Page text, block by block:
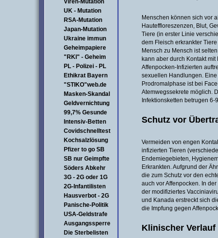
Viren-Mutation
UK - Mutation
RSA-Mutation
Japan-Mutation
Ukraine immun
Geheimpapiere
"RKI" - Geheim
PL - Polizei - PL
Ethikrat Bayern
"STIKO"web.de
Masken-Skandal
Geldvernichtung
99,7% Gesunde
Intensiv-Betten
Covidschnelltest
Kochsalzlösung
Pfizer to go SB
SB nur Geimpfte
Söders Abkehr
3G - 2G oder 1G
2G-Infantilisten
Hausverbot - 2G
Panische-Politik
USA-Geldstrafe
Ausgangssperre
Die Sterbelisten
Menschen können sich vor
Hauteffloreszenzen, Blut,
Tiere (in erster Linie
dem Fleisch erkrankter
Mensch zu Mensch ist
kann aber durch Kontakt
Affenpocken-Infizierten
sexuellen Handlungen.
Prodromalphase ist bei
Atemwegssekrete möglich.
Infektionsketten betrugen 6-
Schutz vor
Vermeiden von engen
infizierten Tieren
Endemiegebieten,
Erkrankten. Aufgrund der
die zum Schutz vor den
auch vor Affenpocken. In
der modifiziertes
und Kanada erstreckt sich
die Impfung gegen
Klinischer